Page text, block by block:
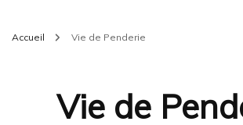
Accueil Vie de Penderie
Vie de